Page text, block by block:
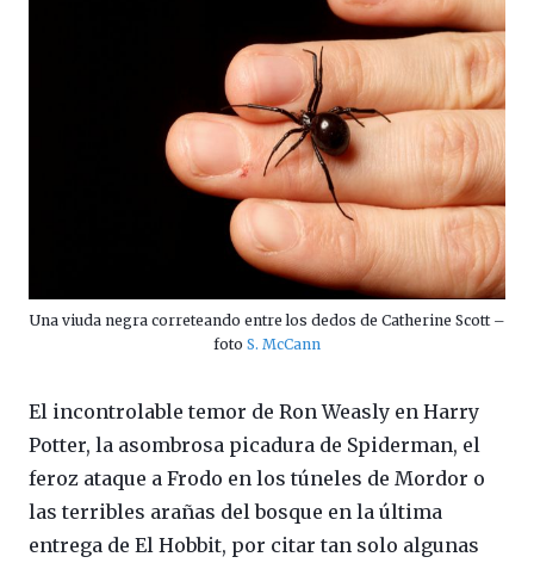
Una viuda negra correteando entre los dedos de Catherine Scott –
foto S. McCann
El incontrolable temor de Ron Weasly en Harry
Potter, la asombrosa picadura de Spiderman, el
feroz ataque a Frodo en los túneles de Mordor o
las terribles arañas del bosque en la última
entrega de El Hobbit, por citar tan solo algunas